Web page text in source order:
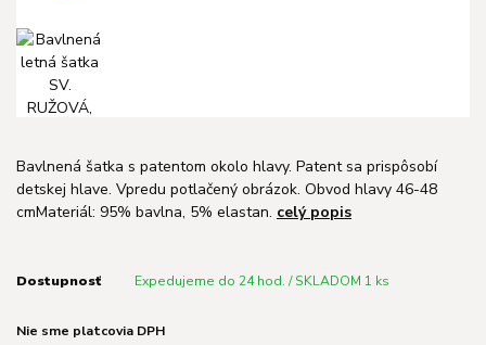
Bavlnená šatka s patentom okolo hlavy. Patent sa prispôsobí
detskej hlave. Vpredu potlačený obrázok. Obvod hlavy 46-48
cmMateriál: 95% bavlna, 5% elastan. celý popis
Dostupnosť Expedujeme do 24 hod. / SKLADOM 1 ks
Nie sme platcovia DPH